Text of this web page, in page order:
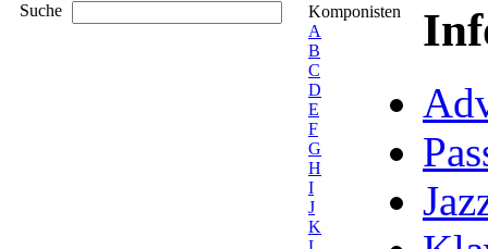
Suche
Komponisten
A
B
C
D
E
F
G
H
I
J
K